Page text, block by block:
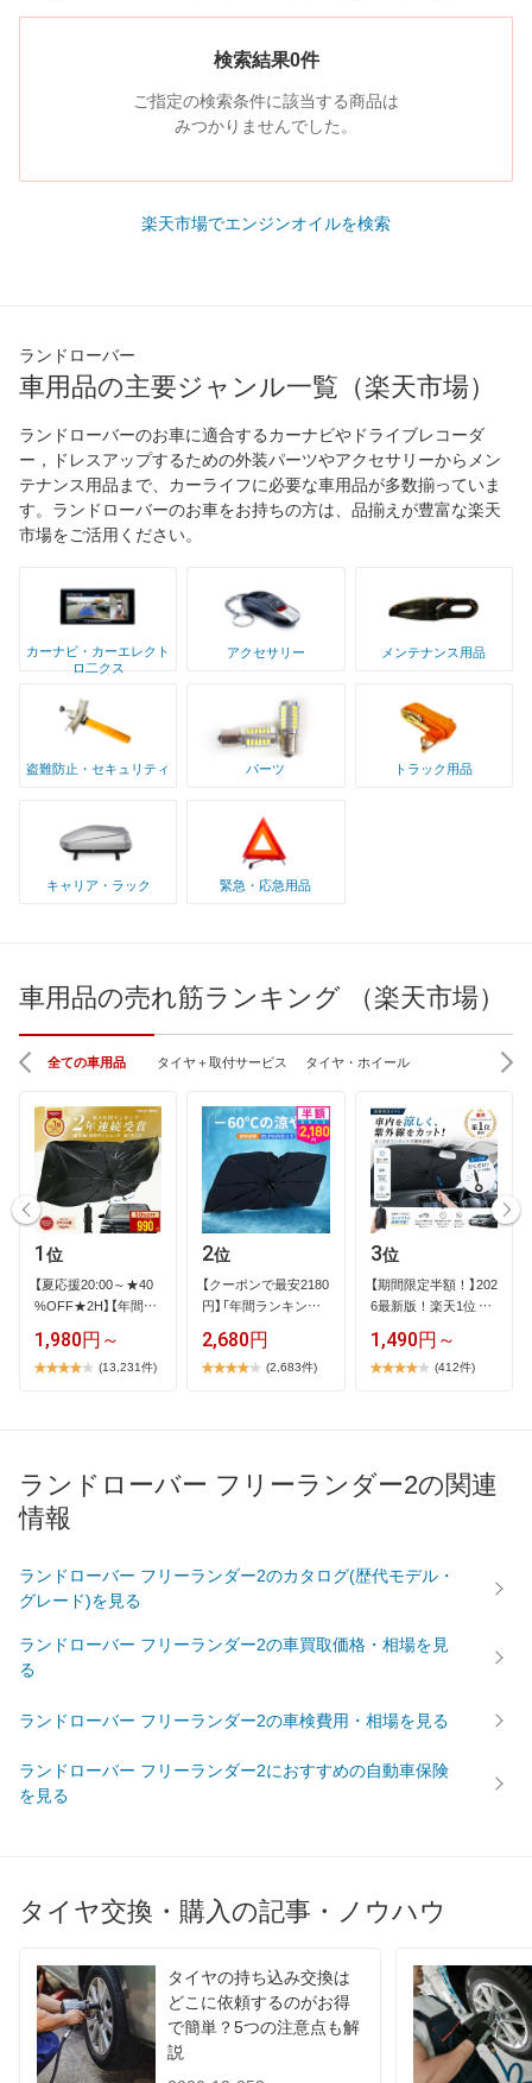
検索結果0件
ご指定の検索条件に該当する商品は
みつかりませんでした。
楽天市場でエンジンオイルを検索
ランドローバー
車用品の主要ジャンル一覧（楽天市場）
ランドローバーのお車に適合するカーナビやドライブレコーダ
ー，ドレスアップするための外装パーツやアクセサリーからメン
テナンス用品まで、カーライフに必要な車用品が多数揃っていま
す。ランドローバーのお車をお持ちの方は、品揃えが豊富な楽天
市場をご活用ください。
カーナビ・カーエレクト
ロ二クス
アクセサリー メンテナンス用品
盗難防止・セキュリティ パーツ トラック用品
キャリア・ラック 緊急・応急用品
車用品の売れ筋ランキング （楽天市場）
全ての車用品 タイヤ＋取付サービス タイヤ・ホイール
1 位
【​夏​応​援​2​0​:​0​0​～​★​4​0​
%​O​F​F​★​2​H​】​【​年​間​ラ​
1,980円～
(13,231件)
2位
【​ク​ー​ポ​ン​で​最​安​2​1​8​0​
円​】​「​年​間​ラ​ン​キ​ン​…
2,680円
(2,683件)
3位
【​期​間​限​定​半​額​！​】​2​0​2​
6​最​新​版​！​楽​天​1​位​ ​…
1,490円～
(412件)
ランドローバー フリーランダー2の関連
情報
ランドローバー フリーランダー2のカタログ(歴代モデル・
グレード)を見る
ランドローバー フリーランダー2の車買取価格・相場を見
る
ランドローバー フリーランダー2の車検費用・相場を見る
ランドローバー フリーランダー2におすすめの自動車保険
を見る
タイヤ交換・購入の記事・ノウハウ
タイヤの持ち込み交換は
どこに依頼するのがお得
で簡単？5つの注意点も解
説